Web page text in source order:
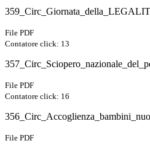
File PDF
Contatore click: 13
File PDF
Contatore click: 16
File PDF